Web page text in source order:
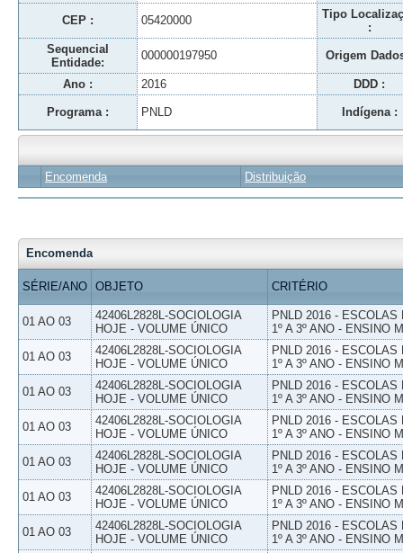
CEP : 05420000
Tipo
:
Sequencial
Entidade:
000000197950 Origem
Ano : 2016 DDD :
Programa : PNLD Indígena :
Encomenda Distribuição
Encomenda
SÉRIE/ANO OBJETO CRITÉRIO
01 AO 03
42406L2828L-SOCIOLOGIA
HOJE - VOLUME ÚNICO
PNLD 2016 -
1º A 3º ANO - ENSINO
01 AO 03
42406L2828L-SOCIOLOGIA
HOJE - VOLUME ÚNICO
PNLD 2016 -
1º A 3º ANO - ENSINO
01 AO 03
42406L2828L-SOCIOLOGIA
HOJE - VOLUME ÚNICO
PNLD 2016 -
1º A 3º ANO - ENSINO
01 AO 03
42406L2828L-SOCIOLOGIA
HOJE - VOLUME ÚNICO
PNLD 2016 -
1º A 3º ANO - ENSINO
01 AO 03
42406L2828L-SOCIOLOGIA
HOJE - VOLUME ÚNICO
PNLD 2016 -
1º A 3º ANO - ENSINO
01 AO 03
42406L2828L-SOCIOLOGIA
HOJE - VOLUME ÚNICO
PNLD 2016 -
1º A 3º ANO - ENSINO
01 AO 03
42406L2828L-SOCIOLOGIA
HOJE - VOLUME ÚNICO
PNLD 2016 -
1º A 3º ANO - ENSINO